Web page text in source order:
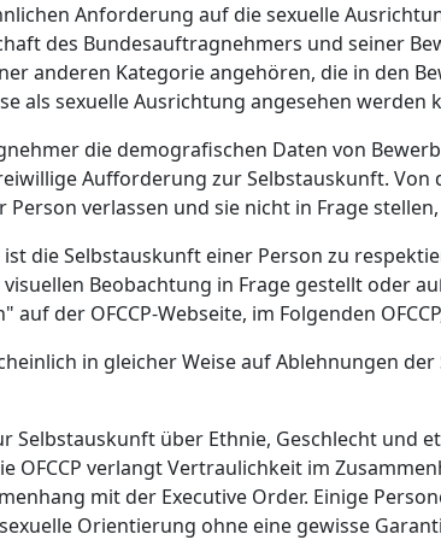
Anforderung auf die sexuelle
des Bundesauftragnehmers und seiner
anderen Kategorie angehören, die in den
als sexuelle Ausrichtung angesehen werden
die demografischen Daten von
Aufforderung zur Selbstauskunft.
verlassen und sie nicht in Frage stellen,
ist die Selbstauskunft einer Person zu
Beobachtung in Frage gestellt oder
der OFCCP-Webseite, im Folgenden
in gleicher Weise auf Ablehnungen der
Selbstauskunft über Ethnie, Geschlecht und
OFCCP verlangt Vertraulichkeit im
mit der Executive Order. Einige
Orientierung ohne eine gewisse